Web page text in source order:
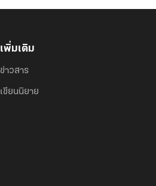
เพิ่มเติม
ข่าวสาร
เขียนนิยาย